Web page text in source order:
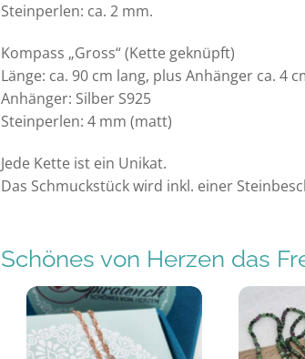
Steinperlen: ca. 2 mm.
Kompass „Gross“ (Kette geknüpft)
Länge: ca. 90 cm lang, plus Anhänger ca. 4
Anhänger: Silber S925
Steinperlen: 4 mm (matt)
Jede Kette ist ein Unikat.
Das Schmuckstück wird inkl. einer
Schönes von Herzen das
Auf die